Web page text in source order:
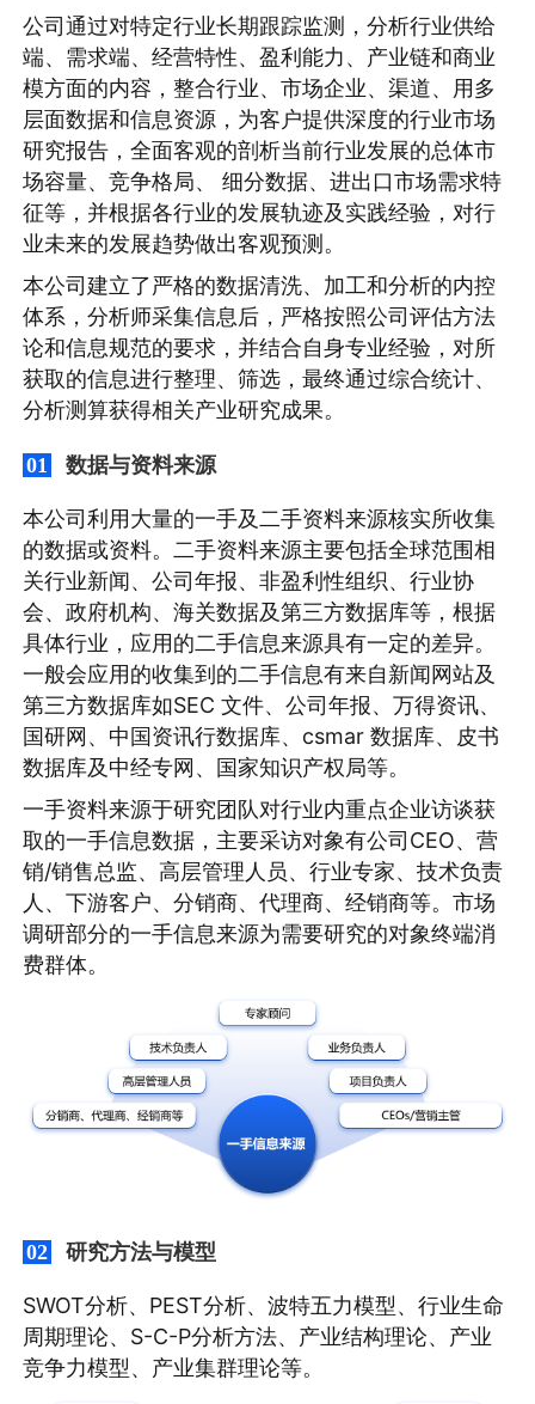
公司通过对特定行业长期跟踪监测，分析行业供给
端、需求端、经营特性、盈利能力、产业链和商业
模方面的内容，整合行业、市场企业、渠道、用多
层面数据和信息资源，为客户提供深度的行业市场
研究报告，全面客观的剖析当前行业发展的总体市
场容量、竞争格局、 细分数据、进出口市场需求特
征等，并根据各行业的发展轨迹及实践经验，对行
业未来的发展趋势做出客观预测。
本公司建立了严格的数据清洗、加工和分析的内控
体系，分析师采集信息后，严格按照公司评估方法
论和信息规范的要求，并结合自身专业经验，对所
获取的信息进行整理、筛选，最终通过综合统计、
分析测算获得相关产业研究成果。
01 数据与资料来源
本公司利用大量的一手及二手资料来源核实所收集
的数据或资料。二手资料来源主要包括全球范围相
关行业新闻、公司年报、非盈利性组织、行业协
会、政府机构、海关数据及第三方数据库等，根据
具体行业，应用的二手信息来源具有一定的差异。
一般会应用的收集到的二手信息有来自新闻网站及
第三方数据库如SEC 文件、公司年报、万得资讯、
国研网、中国资讯行数据库、csmar 数据库、皮书
数据库及中经专网、国家知识产权局等。
一手资料来源于研究团队对行业内重点企业访谈获
取的一手信息数据，主要采访对象有公司CEO、营
销/销售总监、高层管理人员、行业专家、技术负责
人、下游客户、分销商、代理商、经销商等。市场
调研部分的一手信息来源为需要研究的对象终端消
费群体。
02 研究方法与模型
SWOT分析、PEST分析、波特五力模型、行业生命
周期理论、S-C-P分析方法、产业结构理论、产业
竞争力模型、产业集群理论等。